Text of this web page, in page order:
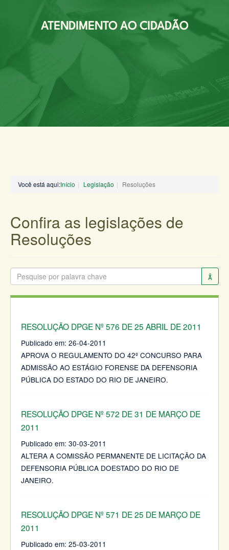
ATENDIMENTO AO CIDADÃO
Você está aqui:Início Legislação Resoluções
Confira as legislações de
Resoluções
RESOLUÇÃO DPGE Nº 576 DE 25 ABRIL DE 2011
Publicado em: 26-04-2011
APROVA O REGULAMENTO DO 42º CONCURSO PARA
ADMISSÃO AO ESTÁGIO FORENSE DA DEFENSORIA
PÚBLICA DO ESTADO DO RIO DE JANEIRO.
RESOLUÇÃO DPGE Nº 572 DE 31 DE MARÇO DE
2011
Publicado em: 30-03-2011
ALTERA A COMISSÃO PERMANENTE DE LICITAÇÃO DA
DEFENSORIA PÚBLICA DOESTADO DO RIO DE
JANEIRO.
RESOLUÇÃO DPGE Nº 571 DE 25 DE MARÇO DE
2011
Publicado em: 25-03-2011